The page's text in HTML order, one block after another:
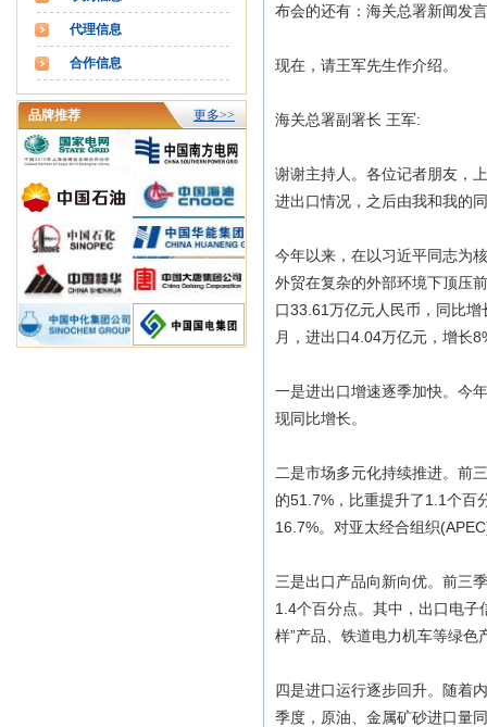
代理信息
合作信息
品牌推荐 更多>>
布会的还有：海关总署新闻发
现在，请王军先生作介绍。
海关总署副署长 王军:
谢谢主持人。各位记者朋友，
进出口情况，之后由我和我的
今年以来，在以习近平同志为
外贸在复杂的外部环境下顶压
口33.61万亿元人民币，同比
月，进出口4.04万亿元，增长
一是进出口增速逐季加快。今
现同比增长。
二是市场多元化持续推进。前
的51.7%，比重提升了1.1个百
16.7%。对亚太经合组织
三是出口产品向新向优。前三
1.4个百分点。其中，出口电子
样”产品、铁道电力机车等绿色
四是进口运行逐步回升。随着
季度，原油、金属矿砂进口量